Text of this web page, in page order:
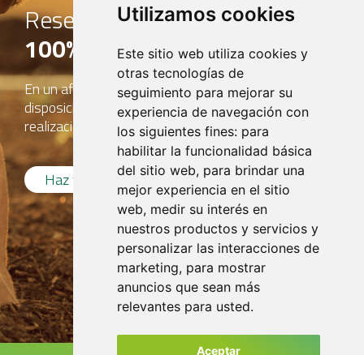
Utilizamos cookies
Este sitio web utiliza cookies y
otras tecnologías de
seguimiento para mejorar su
experiencia de navegación con
los siguientes fines: para
habilitar la funcionalidad básica
del sitio web, para brindar una
mejor experiencia en el sitio
web, medir su interés en
nuestros productos y servicios y
personalizar las interacciones de
marketing, para mostrar
anuncios que sean más
relevantes para usted.
Aceptar
Reserva tu compost
100% online
En un afán de mejora continua, TIRME pone a
disposición de los usuarios un nuevo portal para la
realización de pedidos de compra de compost.
Haz tu pedido